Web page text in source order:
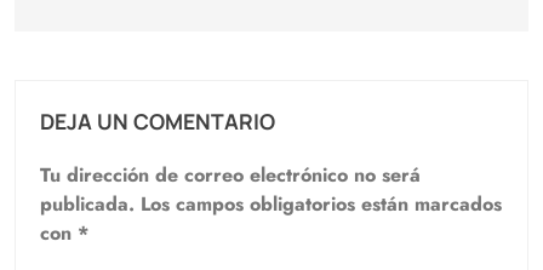
DEJA UN COMENTARIO
Tu dirección de correo electrónico no será
publicada. Los campos obligatorios están marcados
con *